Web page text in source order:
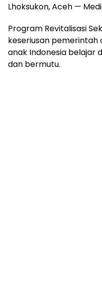
Lhoksukon, Aceh —
Program Revitalisasi
keseriusan
anak Indonesia belajar
dan bermutu.